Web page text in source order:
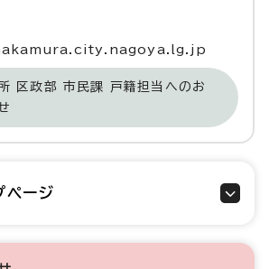
区政部 市民課 戸籍担当へのお
ページ